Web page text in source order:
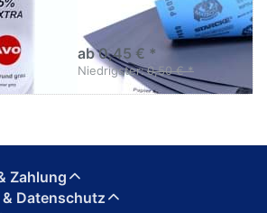
Nass-Schleifpapier zur nass
und trocken anwendung
ab 0,45 € *
Niedrigster:0,50 € *
Zahlung
Datenschutz